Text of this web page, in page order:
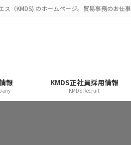
（KMDS) のホームページ。貿易事務のお仕事
報 KMDS正社員採用情報
KMDS Recruit